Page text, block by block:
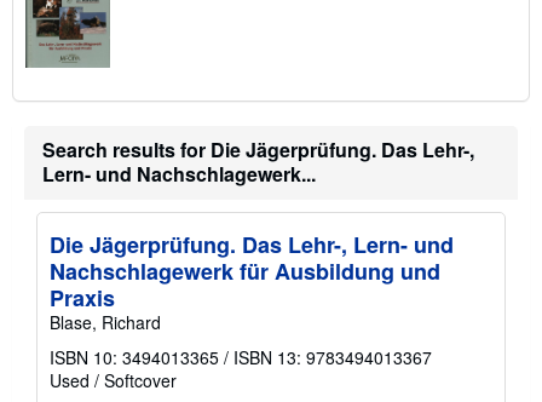
Search results for Die Jägerprüfung. Das Lehr-,
Lern- und Nachschlagewerk...
Die Jägerprüfung. Das Lehr-, Lern- und
Nachschlagewerk für Ausbildung und
Praxis
Blase, Richard
ISBN 10: 3494013365 / ISBN 13: 9783494013367
Used / Softcover